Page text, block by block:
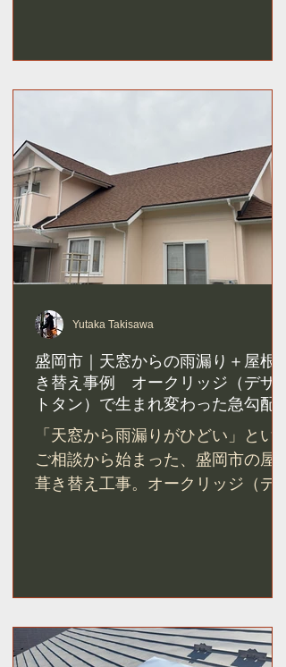
盛岡市｜天窓からの雨漏り＋屋根葺
き替え事例 オークリッジ（デザー
トタン）で生まれ変わった急勾配屋
根
「天窓から雨漏りがひどい」という
ご相談から始まった、盛岡市の屋根
葺き替え工事。オークリッジ（デザ
Yutaka Takisawa